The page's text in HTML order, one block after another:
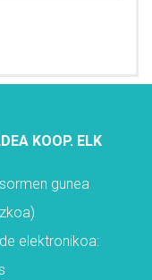
KOOP. ELK
gunea
elektronikoa: